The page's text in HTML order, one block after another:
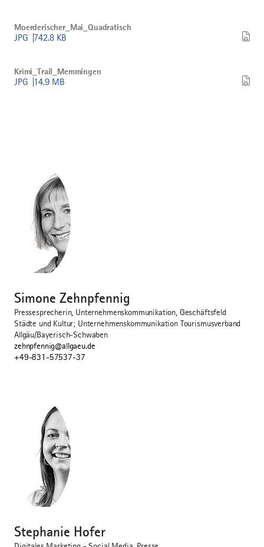
Moerderischer_Mai_Quadratisch
JPG 742.8 KB
herunterladen
Krimi_Trail_Memmingen
JPG
14.9 MB
herunterladen
Simone Zehnpfennig
Pressesprecherin, Unternehmenskommunikation, Geschäftsfeld
Städte und Kultur; Unternehmenskommunikation Tourismusverband
Allgäu/Bayerisch-Schwaben
zehnpfennig@allgaeu.de
+49-831-57537-37
Stephanie Hofer